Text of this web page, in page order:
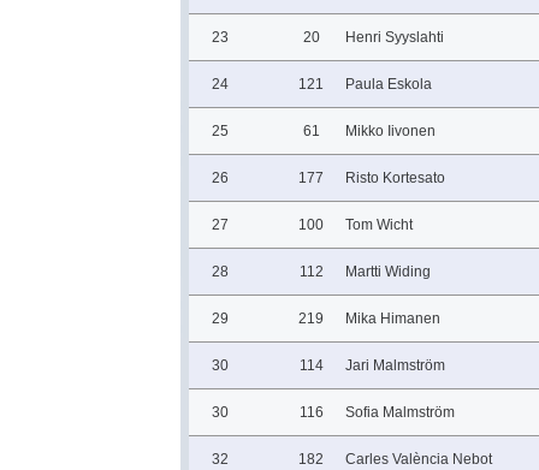
23 20 Henri Syyslahti
24 121 Paula Eskola
25 61 Mikko Iivonen
26 177 Risto Kortesato
27 100 Tom Wicht
28 112 Martti Widing
29 219 Mika Himanen
30 114 Jari Malmström
30 116 Sofia Malmström
32 182 Carles València Nebot